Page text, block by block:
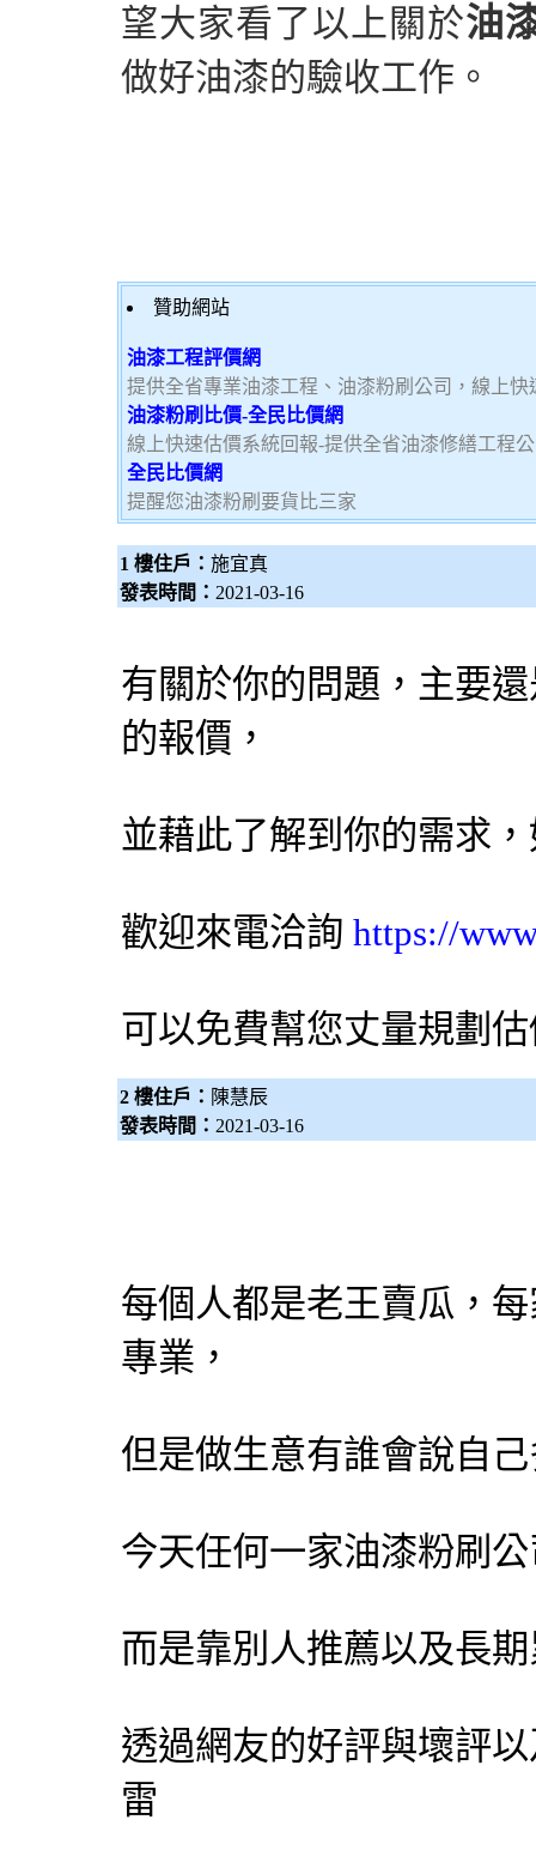
望大家看了以上關於油
做好油漆的驗收工作。
贊助網站
油漆工程評價網
提供全省專業油漆工程、油漆粉刷公司，線上
油漆粉刷比價-全民比價網
線上快速估價系統回報-提供全省油漆修繕工程
全民比價網
提醒您油漆粉刷要貨比三家
1 樓住戶： 施宜真
發表時間： 2021-03-16
有關於你的問題，主要
的報價，
並藉此了解到你的需求
歡迎來電洽詢 https://
可以免費幫您丈量規劃
2 樓住戶： 陳慧辰
發表時間： 2021-03-16
每個人都是老王賣瓜，
專業，
但是做生意有誰會說自
今天任何一家油漆粉刷
而是靠別人推薦以及長
透過網友的好評與壞評
雷